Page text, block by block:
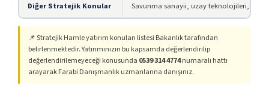
Diğer Stratejik Konular Savunma sanayii, uzay teknolojileri, ileri
📌 Stratejik Hamle yatırım konuları listesi Bakanlık tarafından
belirlenmektedir. Yatırımınızın bu kapsamda değerlendirilip
değerlendirilemeyeceği konusunda 0539 314 4774numaralı hattı
arayarak Farabi Danışmanlık uzmanlarına danışınız.